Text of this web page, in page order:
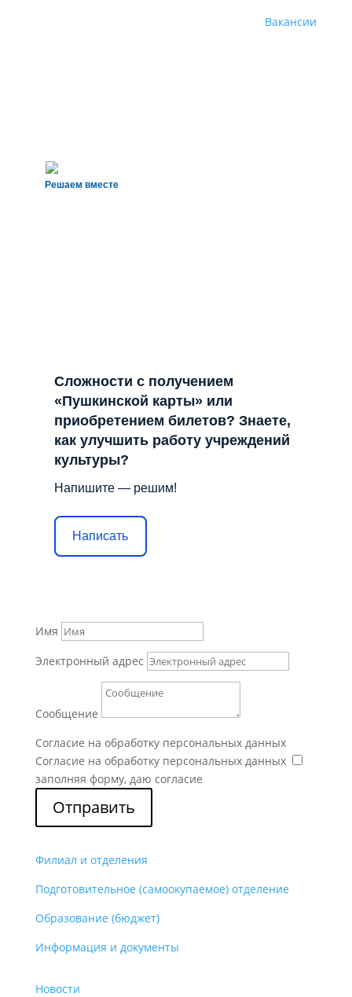
Вакансии
Решаем вместе
Сложности с получением
«Пушкинской карты» или
приобретением билетов? Знаете,
как улучшить работу учреждений
культуры?
Напишите — решим!
Написать
Имя
Электронный адрес
Сообщение
Согласие на обработку персональных данных
Согласие на обработку персональных данных
заполняя форму, даю согласие
Отправить
Филиал и отделения
Подготовительное (самоокупаемое) отделение
Образование (бюджет)
Информация и документы
Новости